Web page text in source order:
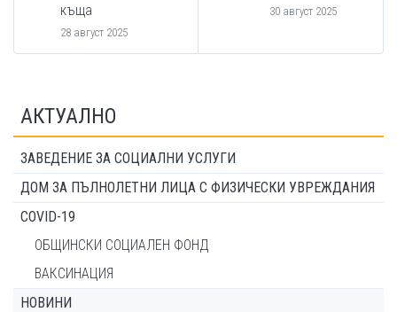
къща
28 август 2025
30 август 2025
АКТУАЛНО
ЗАВЕДЕНИЕ ЗА СОЦИАЛНИ УСЛУГИ
ДОМ ЗА ПЪЛНОЛЕТНИ ЛИЦА С ФИЗИЧЕСКИ УВРЕЖДАНИЯ
COVID-19
ОБЩИНСКИ СОЦИАЛЕН ФОНД
ВАКСИНАЦИЯ
НОВИНИ